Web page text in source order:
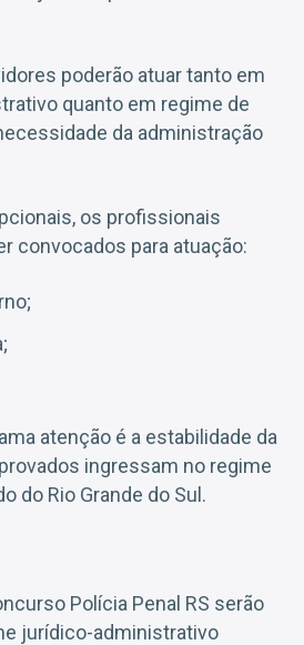
poderão atuar tanto em
quanto em regime de
da administração
os profissionais
convocados para atuação:
atenção é a estabilidade da
ingressam no regime
do Rio Grande do Sul.
Polícia Penal RS serão
jurídico-administrativo